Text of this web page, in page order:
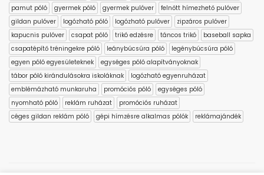
pamut póló
gyermek póló gyermek pulóver
felnőtt hímezhető pulóver
gildan pulóver
logózható póló logózható pulóver
zipzáros pulóver
kapucnis pulóver
csapat póló trikó edzésre táncos trikó
baseball sapka
csapatépítő tréningekre póló
leánybúcsúra póló
legénybúcsúra póló
egyen póló egyesületeknek
egységes póló alapítványoknak
tábor póló kirándulásokra iskoláknak
logózható egyenruházat
emblémázható munkaruha
promóciós póló
egységes póló
nyomható póló
reklám ruházat
promóciós ruházat
céges gildan reklám póló
gépi hímzésre alkalmas pólók reklámajándék